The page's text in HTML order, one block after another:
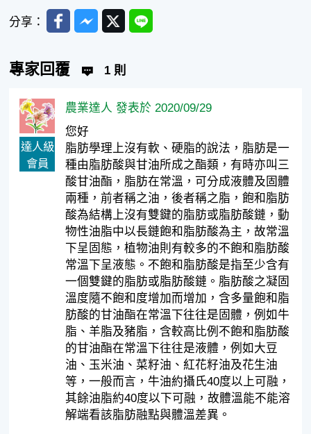
分享： FacebookMessenger
TwitterLine
專家回覆 1 則
達人級
會員
農業達人 發表於 2020/09/29
您好
脂肪學理上沒有軟、硬脂的說法，脂肪是一
種由脂肪酸與甘油所成之酯類，有時亦叫三
酸甘油酯，脂肪在常溫，可分成液體及固體
兩種，前者稱之油，後者稱之脂，飽和脂肪
酸為結構上沒有雙鍵的脂肪或脂肪酸鏈，動
物性油脂中以長鏈飽和脂肪酸為主，故常溫
下呈固態，植物油則有較多的不飽和脂肪酸
常溫下呈液態。不飽和脂肪酸是指至少含有
一個雙鍵的脂肪或脂肪酸鏈。脂肪酸之凝固
溫度隨不飽和度增加而增加，含多量飽和脂
肪酸的甘油酯在常溫下往往是固體，例如牛
脂、羊脂及豬脂，含較高比例不飽和脂肪酸
的甘油酯在常溫下往往是液體，例如大豆
油、玉米油、菜籽油、紅花籽油及花生油
等，一般而言，牛油約攝氏40度以上可融，
其餘油脂約40度以下可融，故體溫能不能溶
解端看該脂肪融點與體溫差異。